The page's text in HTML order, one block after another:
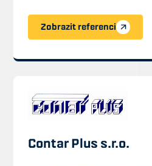
vyzkoušet jejich služby,
rámových kovových
zadání a v dohodnutém
Steelmaker s.r.o. doporučit.
Zobrazit referenci
Contar Plus s.r.o.